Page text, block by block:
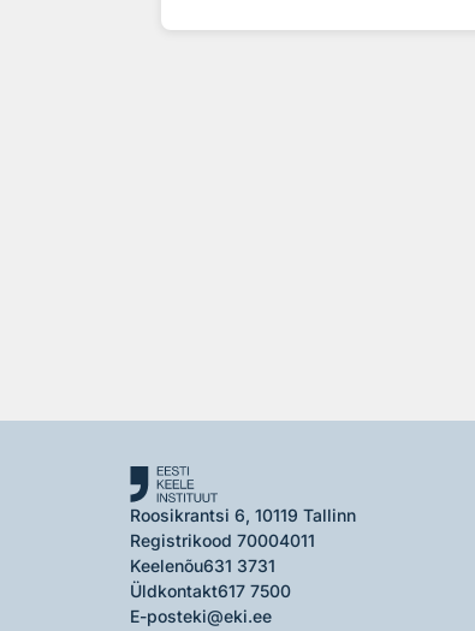
Roosikrantsi 6, 10119 Tallinn
Registrikood 70004011
Keelenõu631 3731
Üldkontakt617 7500
E-posteki@eki.ee